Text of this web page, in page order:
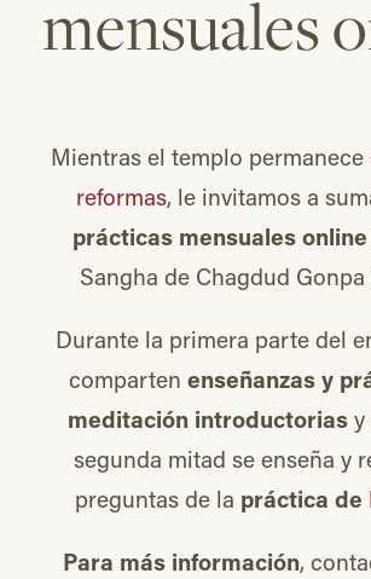
mensuales
Mientras el templo permanece
reformas, le invitamos a
prácticas mensuales online
Sangha de Chagdud Gonpa
Durante la primera parte del
comparten enseñanzas y
meditación introductoriasy
segunda mitad se enseña y
preguntas de la práctica de
Para más información,